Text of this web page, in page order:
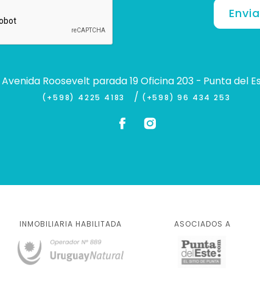
Avenida Roosevelt parada 19 Oficina 203 - Punta del
(+598) 4225 4183 / (+598) 96 434 253
INMOBILIARIA HABILITADA ASOCIADOS A